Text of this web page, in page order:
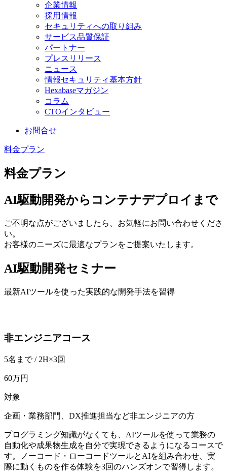
企業情報
採用情報
セキュリティへの取り組み
サービス品質保証
パートナー
プレスリリース
ニュース
情報セキュリティ基本方針
Hexabaseマガジン
コラム
CTOインタビュー
お問合せ
料金プラン
料金プラン
AI駆動開発からコンテナデプロイまで
ご不明な点がございましたら、お気軽にお問い合わせくださ
い。
お客様のニーズに最適なプランをご提案いたします。
AI駆動開発セミナー
最新AIツールを使った実践的な開発手法を習得
非エンジニアコース
5名まで / 2H×3回
60万円
対象
企画・業務部門、DX推進担当など非エンジニアの方
プログラミング知識がなくても、AIツールを使って業務の
自動化や成果物生成を自分で実現できるようになるコースで
す。ノーコード・ローコードツールとAIを組み合わせ、実
際に動くものを作る体験を3回のハンズオンで習得します。